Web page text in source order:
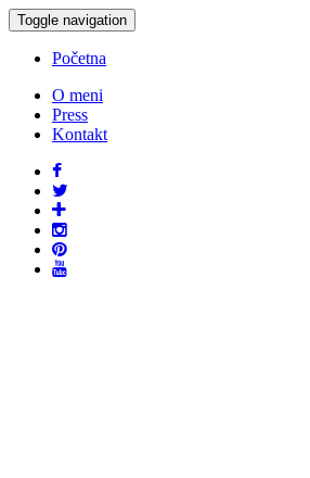
Toggle navigation
Početna
O meni
Press
Kontakt